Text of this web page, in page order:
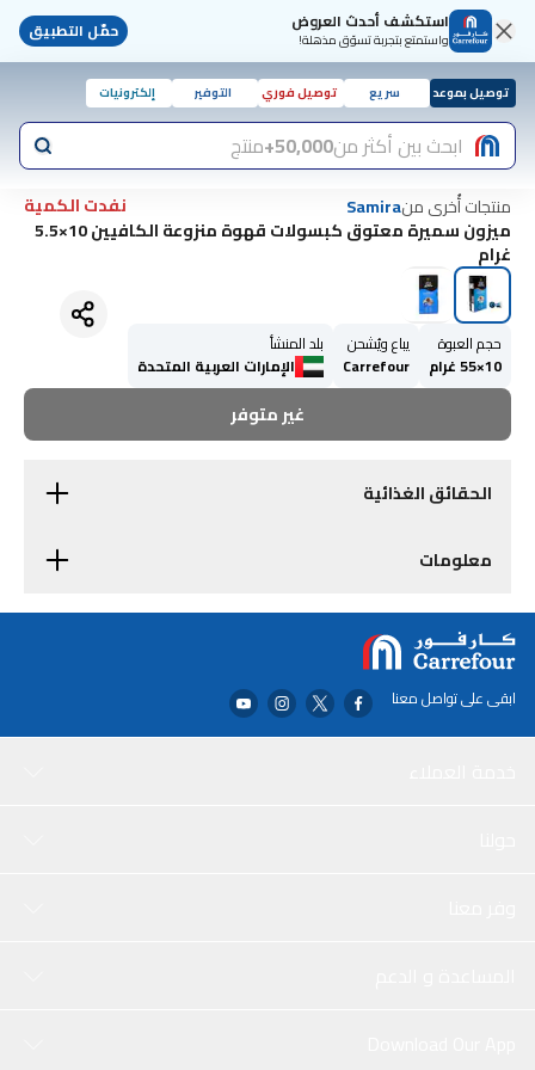
استكشف أحدث العروض
واستمتع بتجربة تسوّق مذهلة! حمّل التطبيق
توصيل بموعد سريع توصيل فوري التوفير إلكترونيات
ابحث بين أكثر من50,000+ منتج
منتجات أُخرى منSamira
نفدت الكمية
ميزون سميرة معتوق كبسولات قهوة منزوعة الكافيين 10×5.5
غرام
حجم العبوة
10×55 غرام
يباع ويُشحن
Carrefour
بلد المنشأ
الإمارات العربية المتحدة
غير متوفر
الحقائق الغذائية
معلومات
ابقى على تواصل معنا